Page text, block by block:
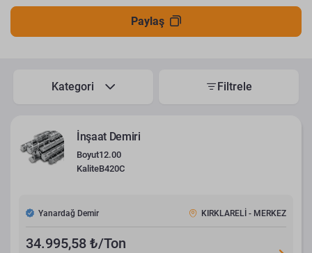
Paylaş
Kategori Filtrele
İnşaat Demiri
Boyut12.00
KaliteB420C
Yanardağ Demir KIRKLARELİ - MERKEZ
34.995,58 ₺/Ton